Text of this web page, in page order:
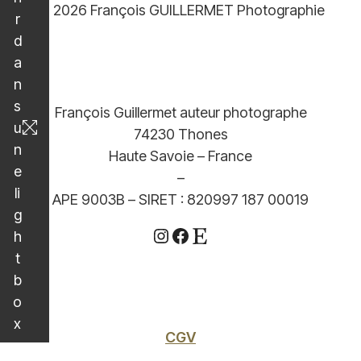
r
d
a
n
s
u
n
e
li
g
h
t
b
o
x
© 2026 François GUILLERMET Photographie
François Guillermet auteur photographe
74230 Thones
Haute Savoie – France
–
APE 9003B – SIRET : 820997 187 00019
Instagram
Facebook
Etsy
CGV